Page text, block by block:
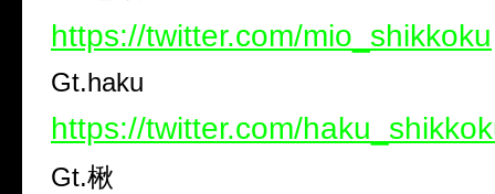
https://twitter.com/mio_shikkoku
Gt.haku
https://twitter.com/
Gt.楸